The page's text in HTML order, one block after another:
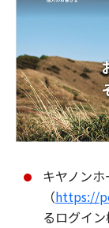
キヤノン
（https://
るログイ